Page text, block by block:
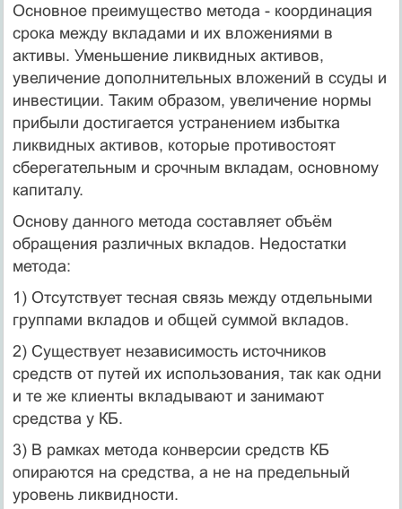
Основное преимущество метода - координация
срока между вкладами и их вложениями в
активы. Уменьшение ликвидных активов,
увеличение дополнительных вложений в ссуды и
инвестиции. Таким образом, увеличение нормы
прибыли достигается устранением избытка
ликвидных активов, которые противостоят
сберегательным и срочным вкладам, основному
капиталу.
Основу данного метода составляет объём
обращения различных вкладов. Недостатки
метода:
1) Отсутствует тесная связь между отдельными
группами вкладов и общей суммой вкладов.
2) Существует независимость источников
средств от путей их использования, так как одни
и те же клиенты вкладывают и занимают
средства у КБ.
3) В рамках метода конверсии средств КБ
опираются на средства, а не на предельный
уровень ликвидности.